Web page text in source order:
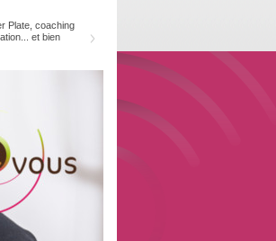
Plate, coaching
et bien
avec abonnements, sauna infrarouge,
> En savoir plus